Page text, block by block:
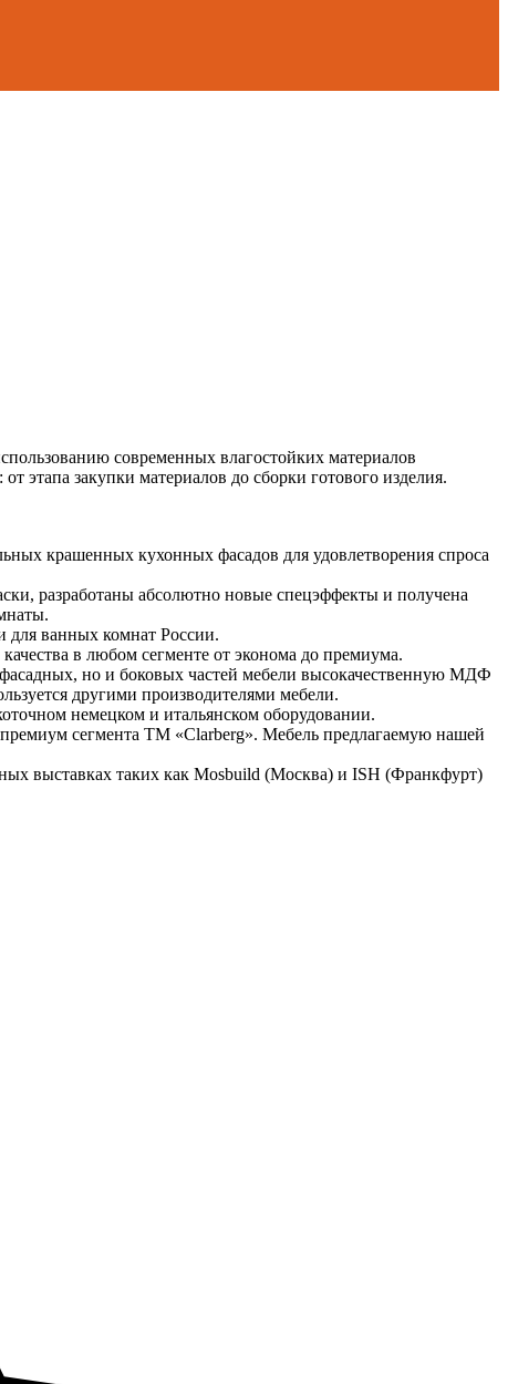
современных влагостойких материалов
этапа закупки материалов до сборки готового изделия.
крашенных кухонных фасадов для удовлетворения спроса
разработаны абсолютно новые спецэффекты и получена
для ванных комнат России.
в любом сегменте от эконома до премиума.
но и боковых частей мебели высокачественную МДФ
другими производителями мебели.
немецком и итальянском оборудовании.
сегмента ТМ «Clarberg». Мебель предлагаемую нашей
выставках таких как Mosbuild (Москва) и ISH (Франкфурт)